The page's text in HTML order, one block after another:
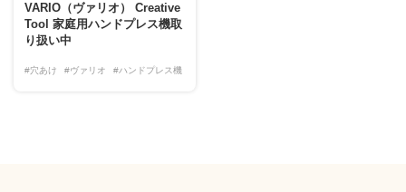
VARIO（ヴァリオ） Creative
Tool 家庭用ハンドプレス機取
り扱い中
#穴あけ #ヴァリオ #ハンドプレス機